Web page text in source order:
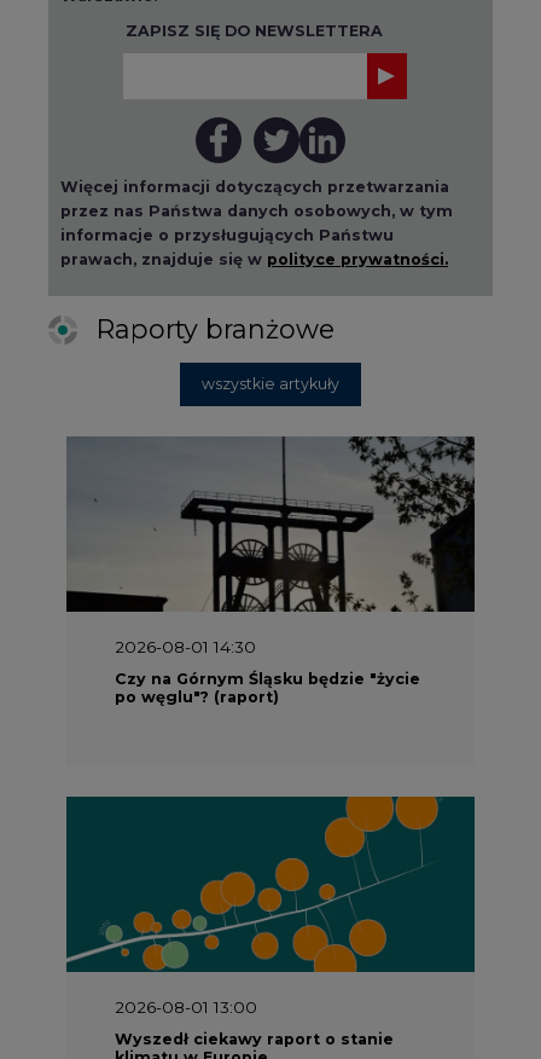
ZAPISZ SIĘ DO NEWSLETTERA
Więcej informacji dotyczących przetwarzania
przez nas Państwa danych osobowych, w tym
informacje o przysługujących Państwu
prawach, znajduje się w polityce prywatności.
Raporty branżowe
wszystkie artykuły
2026-08-01 14:30
Czy na Górnym Śląsku będzie "życie
po węglu"? (raport)
2026-08-01 13:00
Wyszedł ciekawy raport o stanie